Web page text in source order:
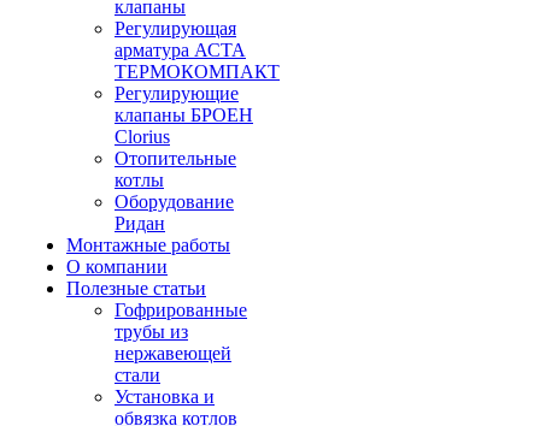
клапаны
Регулирующая
арматура АСТА
ТЕРМОКОМПАКТ
Регулирующие
клапаны БРОЕН
Clorius
Отопительные
котлы
Оборудование
Ридан
Монтажные работы
О компании
Полезные статьи
Гофрированные
трубы из
нержавеющей
стали
Установка и
обвязка котлов